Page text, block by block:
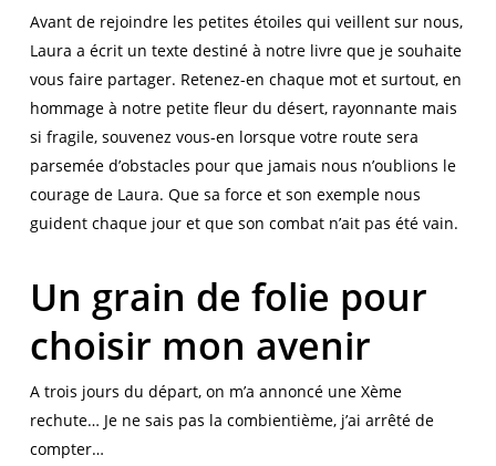
Avant de rejoindre les petites étoiles qui veillent sur nous,
Laura a écrit un texte destiné à notre livre que je souhaite
vous faire partager. Retenez-en chaque mot et surtout, en
hommage à notre petite fleur du désert, rayonnante mais
si fragile, souvenez vous-en lorsque votre route sera
parsemée d’obstacles pour que jamais nous n’oublions le
courage de Laura. Que sa force et son exemple nous
guident chaque jour et que son combat n’ait pas été vain.
Un grain de folie pour
choisir mon avenir
A trois jours du départ, on m’a annoncé une Xème
rechute… Je ne sais pas la combientième, j’ai arrêté de
compter…